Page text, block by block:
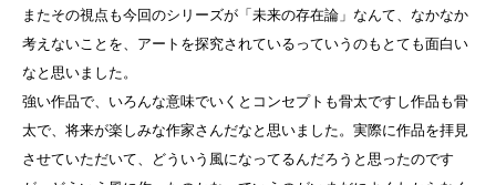
またその視点も今回のシリーズが「未来の存在論」なんて、なかなか
考えないことを、アートを探究されているっていうのもとても面白い
なと思いました。
強い作品で、いろんな意味でいくとコンセプトも骨太ですし作品も骨
太で、将来が楽しみな作家さんだなと思いました。実際に作品を拝見
させていただいて、どういう風になってるんだろうと思ったのです